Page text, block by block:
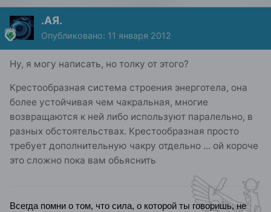
.АЯ.
Опубликовано: 11 января 2012
Ну, я могу написать, но толку от этого?
Крестообразная система строения энерготела, она
более устойчивая чем чакральная, многие
возвращаются к ней либо используют паралельно, в
разных обстоятельствах. Крестообразная просто
требует дополнительную чакру отдельно ... ой короче
это сложно пока вам обьяснить
Всегда помни о том, что сила, о которой ты говоришь, не